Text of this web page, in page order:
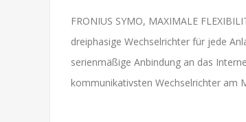
FRONIUS SYMO, MAXIMALE
dreiphasige Wechselrichter für jede
serienmäßige Anbindung an das
kommunikativsten Wechselrichter am